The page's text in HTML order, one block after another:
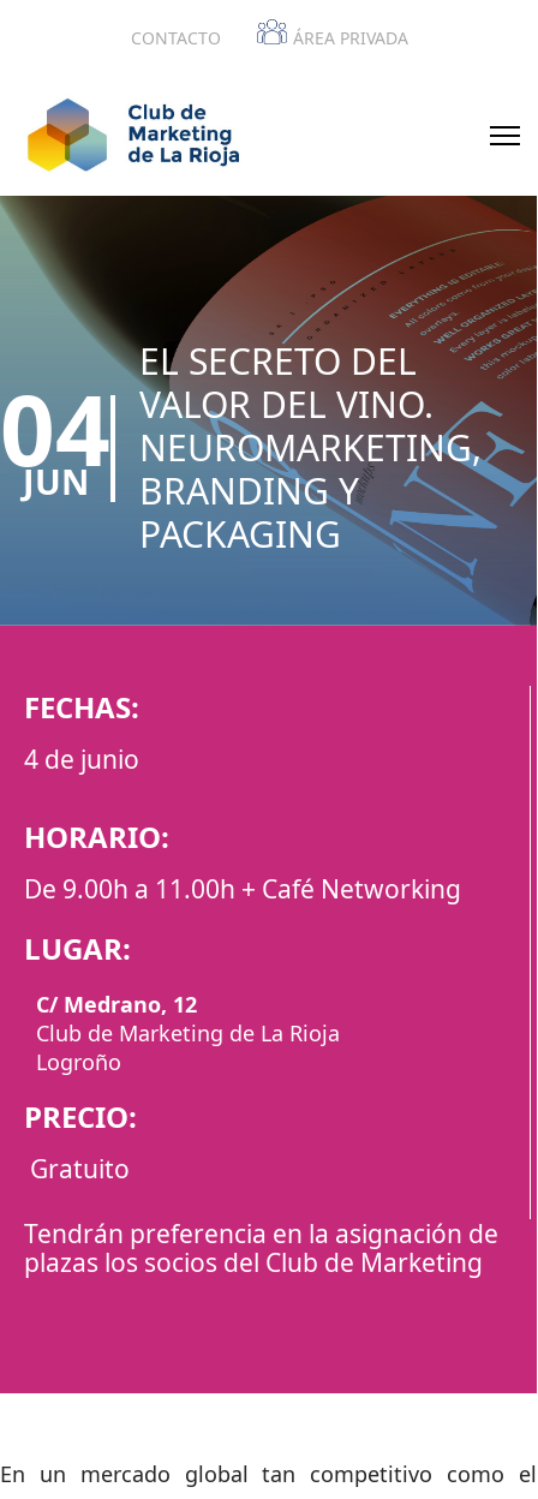
CONTACTO ÁREA PRIVADA
04
JUN
EL SECRETO DEL
VALOR DEL VINO.
NEUROMARKETING,
BRANDING Y
PACKAGING
FECHAS:
4 de junio
HORARIO:
De 9.00h a 11.00h + Café Networking
LUGAR:
C/ Medrano, 12
Club de Marketing de La Rioja
Logroño
PRECIO:
Gratuito
Tendrán preferencia en la asignación de
plazas los socios del Club de Marketing
En un mercado global tan competitivo como el